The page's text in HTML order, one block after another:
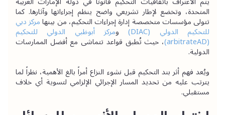
تتولى مؤسسات متخصصة إدارة إجراءات التحكيم، من بينها
للتحكيم الدولي (DIAC) و
(arbitrateAD)
الدولية.
مستقبلي.